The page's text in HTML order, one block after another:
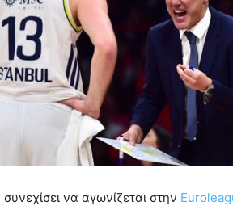
να αγωνίζεται στην